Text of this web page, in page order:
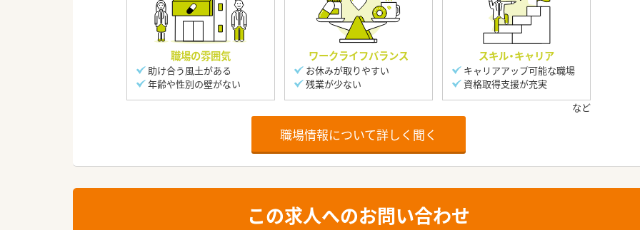
職場の雰囲気
助け合う風土がある
年齢や性別の壁がない
ワークライフバランス
お休みが取りやすい
残業が少ない
スキル・キャリア
キャリアアップ可能な職場
資格取得支援が充実
職場情報について詳しく聞く
この求人へのお問い合わせ